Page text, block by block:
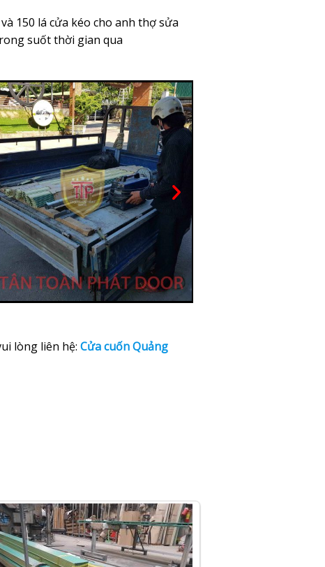
150 lá cửa kéo cho anh thợ sửa
suốt thời gian qua
lòng liên hệ: Cửa cuốn Quảng